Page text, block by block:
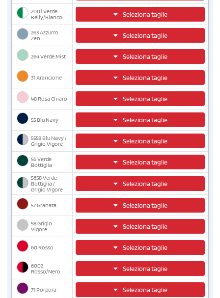
2001 Verde
Kelly/Bianco
Seleziona taglie
263 Azzurro
Zen
Seleziona taglie
264 Verde Mist Seleziona taglie
31 Arancione Seleziona taglie
48 Rosa Chiaro Seleziona taglie
55 Blu Navy Seleziona taglie
5558 Blu Navy /
Grigio Vigorè
Seleziona taglie
56 Verde
Bottiglia
Seleziona taglie
5658 Verde
Bottiglia /
Grigio Vigore
Seleziona taglie
57 Granata Seleziona taglie
58 Grigio
Vigore
Seleziona taglie
60 Rosso Seleziona taglie
6002
Rosso/Nero
Seleziona taglie
71 Porpora Seleziona taglie